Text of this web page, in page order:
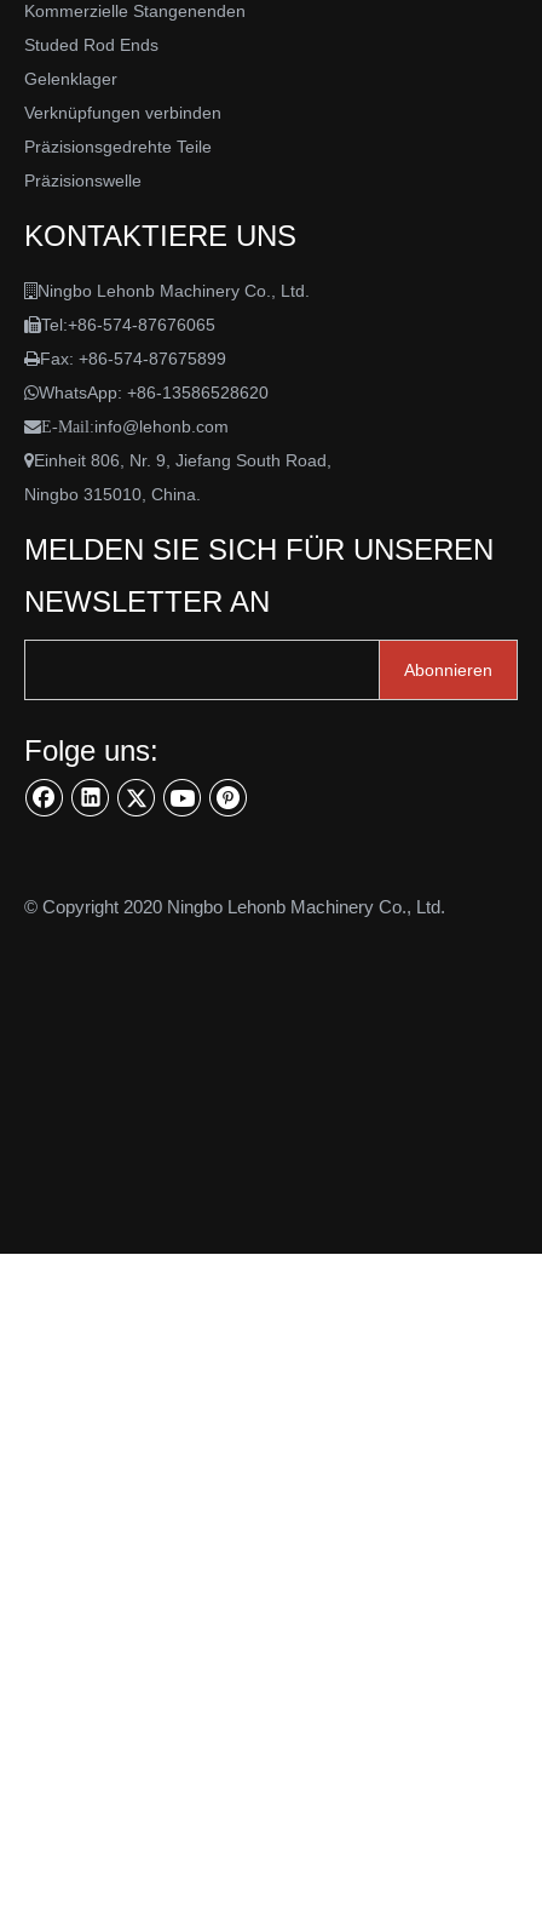
Kommerzielle Stangenenden
Studed Rod Ends
Gelenklager
Verknüpfungen verbinden
Präzisionsgedrehte Teile
Präzisionswelle
KONTAKTIERE UNS
 Ningbo Lehonb Machinery Co., Ltd.
Tel:+86-574-87676065
Fax: +86-574-87675899
WhatsApp: +86-13586528620
E-Mail:info@lehonb.com
Einheit 806, Nr. 9, Jiefang South Road,
Ningbo 315010, China.
MELDEN SIE SICH FÜR UNSEREN
NEWSLETTER AN
Abonnieren
Folge uns:
© Copyright 2020 Ningbo Lehonb Machinery Co., Ltd.